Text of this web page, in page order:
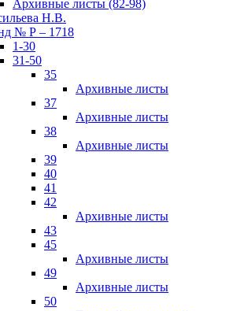
Архивные листы (82-98)
Н.В.
№ Р – 1718
1-30
31-50
35
Архивные листы
37
Архивные листы
38
Архивные листы
39
40
41
42
Архивные листы
43
45
Архивные листы
49
Архивные листы
50